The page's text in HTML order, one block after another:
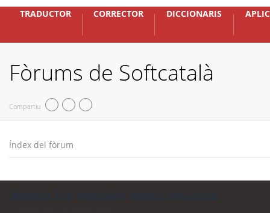
TRADUCTOR CORRECTOR DICCIONARIS
Fòrums de Softcatalà
Compartiu
Índex del fòrum